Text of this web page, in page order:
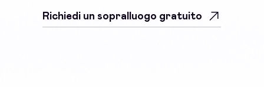
Richiedi un sopralluogo gratuito